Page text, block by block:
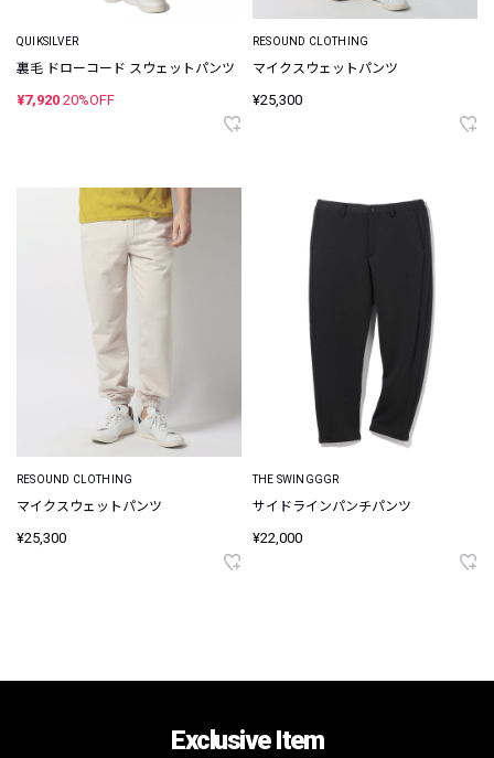
QUIKSILVER
裏毛 ドローコード スウェットパンツ
¥7,920 20%OFF
RESOUND CLOTHING
マイクスウェットパンツ
¥25,300
RESOUND CLOTHING
マイクスウェットパンツ
¥25,300
THE SWINGGGR
サイドラインパンチパンツ
¥22,000
Exclusive Item